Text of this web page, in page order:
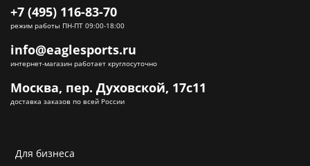
Для бизнеса
+7 (495) 116-83-70
режим работы ПН-ПТ 09:00-18:00
info@eaglesports.ru
интернет-магазин работает круглосуточно
Москва, пер. Духовской, 17с11
доставка заказов по всей России